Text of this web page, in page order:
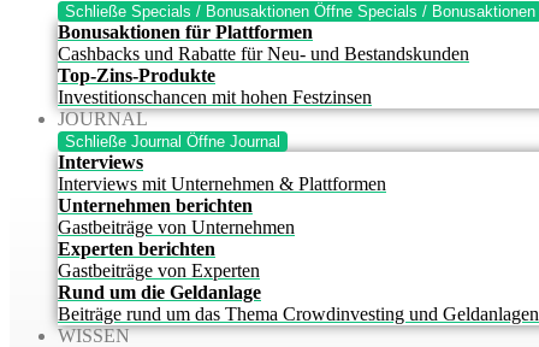
Schließe Specials / Bonusaktionen Öffne Specials / Bonusaktionen
Bonusaktionen für Plattformen
Cashbacks und Rabatte für Neu- und Bestandskunden
Top-Zins-Produkte
Investitionschancen mit hohen Festzinsen
JOURNAL
Schließe Journal Öffne Journal
Interviews
Interviews mit Unternehmen & Plattformen
Unternehmen berichten
Gastbeiträge von Unternehmen
Experten berichten
Gastbeiträge von Experten
Rund um die Geldanlage
Beiträge rund um das Thema Crowdinvesting und Geldanlagen
WISSEN